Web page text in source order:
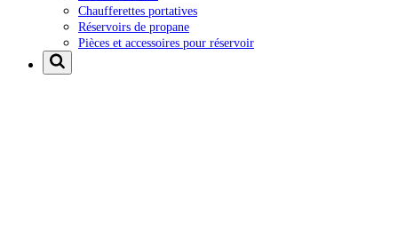
Chaufferettes portatives
Réservoirs de propane
Pièces et accessoires pour réservoir